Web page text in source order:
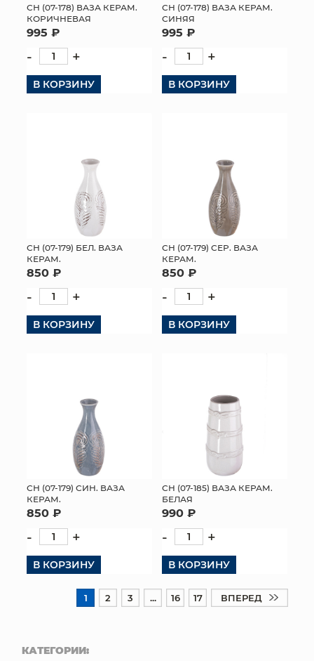
СН (07-178) ВАЗА КЕРАМ.
КОРИЧНЕВАЯ
995 ₽
- +
В КОРЗИНУ
СН (07-178) ВАЗА КЕРАМ.
СИНЯЯ
995 ₽
- +
В КОРЗИНУ
СН (07-179) БЕЛ. ВАЗА
КЕРАМ.
850 ₽
- +
В КОРЗИНУ
СН (07-179) СЕР. ВАЗА
КЕРАМ.
850 ₽
- +
В КОРЗИНУ
СН (07-179) СИН. ВАЗА
КЕРАМ.
850 ₽
- +
В КОРЗИНУ
СН (07-185) ВАЗА КЕРАМ.
БЕЛАЯ
990 ₽
- +
В КОРЗИНУ
1 2 3 ... 16 17 ВПЕРЕД
КАТЕГОРИИ: